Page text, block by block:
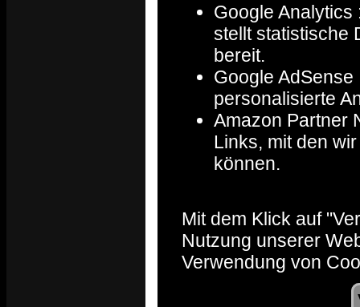
Google Analytics
stellt statistische
bereit.
Google
personalisierte
Amazon Partner
Links, mit den
können.
Mit dem Klick auf
Nutzung unserer
Verwendung von